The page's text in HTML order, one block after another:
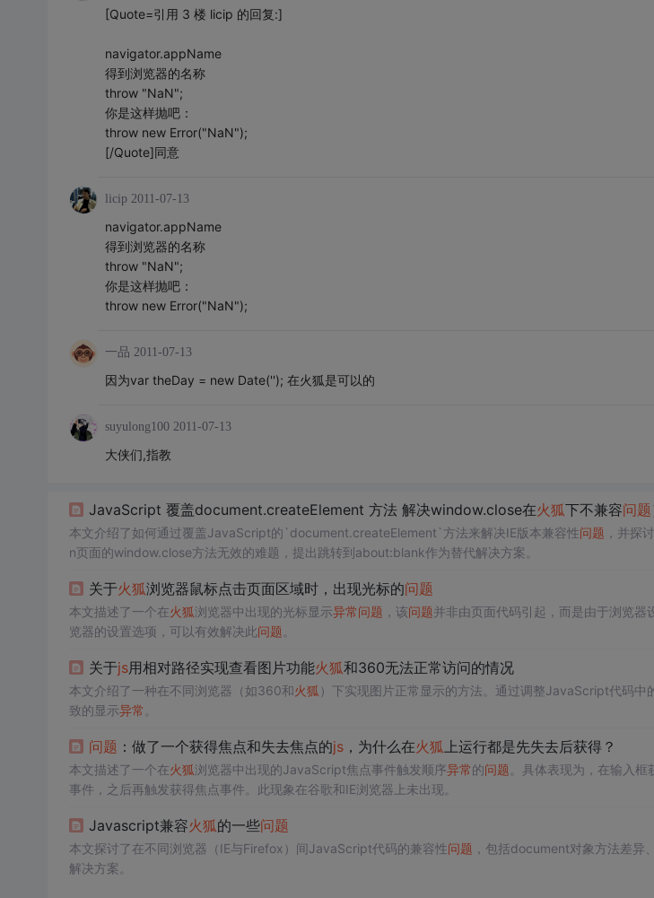
[Quote=引用 3 楼 licip 的回复:]
navigator.appName
得到浏览器的名称
throw "NaN";
你是这样抛吧：
throw new Error("NaN");
[/Quote]同意
licip 2011-07-13
navigator.appName
得到浏览器的名称
throw "NaN";
你是这样抛吧：
throw new Error("NaN");
一品 2011-07-13
因为var theDay = new Date(''); 在火狐是可以的
suyulong100 2011-07-13
大侠们,指教
JavaScript 覆盖document.createElement 方法 解决window.close在火狐下不兼容问题
本文介绍了如何通过覆盖JavaScript的`document.createElement`方法来解决IE版本兼容性问题 ，并探
n页面的window.close方法无效的难题，提出跳转到about:blank作为替代解决方案。
关于火狐浏览器鼠标点击页面区域时，出现光标的问题
本文描述了一个在火狐浏览器中出现的光标显示异常问题 ，该问题并非由页面代码引起，而是由于浏览器
览器的设置选项，可以有效解决此问题
关于js用相对路径实现查看图片功能火狐和360无法正常访问的情况
本文介绍了一种在不同浏览器（如360和火狐 ）下实现图片正常显示的方法。通过调整JavaScript代码中
致的显示异常
问题 ：做了一个获得焦点和失去焦点的js，为什么在火狐上运行都是先失去后获得？
本文描述了一个在火狐浏览器中出现的JavaScript焦点事件触发顺序异常的问题 。具体表现为，在输入
事件，之后再触发获得焦点事件。此现象在谷歌和IE浏览器上未出现。
Javascript兼容火狐的一些问题
本文探讨了在不同浏览器（IE与Firefox）间JavaScript代码的兼容性问题 ，包括document对象方法差异
解决方案。